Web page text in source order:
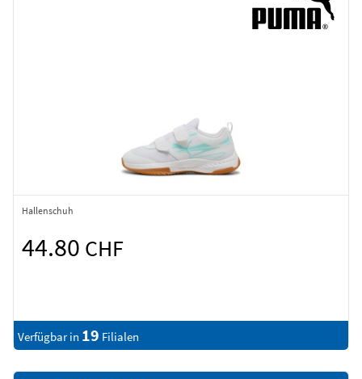
Hallenschuh
44.80 CHF
Verfügbar in 19 Filialen